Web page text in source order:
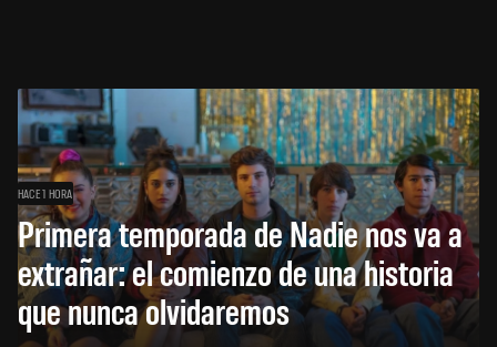
HACE 1 HORA
Primera temporada de Nadie nos va a
extrañar: el comienzo de una historia
que nunca olvidaremos